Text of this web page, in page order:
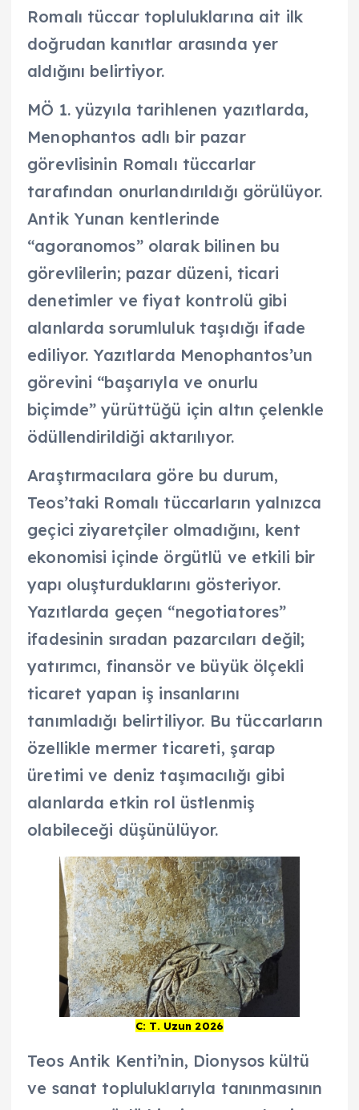
Romalı tüccar topluluklarına ait ilk
doğrudan kanıtlar arasında yer
aldığını belirtiyor.
MÖ 1. yüzyıla tarihlenen yazıtlarda,
Menophantos adlı bir pazar
görevlisinin Romalı tüccarlar
tarafından onurlandırıldığı görülüyor.
Antik Yunan kentlerinde
“agoranomos” olarak bilinen bu
görevlilerin; pazar düzeni, ticari
denetimler ve fiyat kontrolü gibi
alanlarda sorumluluk taşıdığı ifade
ediliyor. Yazıtlarda Menophantos’un
görevini “başarıyla ve onurlu
biçimde” yürüttüğü için altın çelenkle
ödüllendirildiği aktarılıyor.
Araştırmacılara göre bu durum,
Teos’taki Romalı tüccarların yalnızca
geçici ziyaretçiler olmadığını, kent
ekonomisi içinde örgütlü ve etkili bir
yapı oluşturduklarını gösteriyor.
Yazıtlarda geçen “negotiatores”
ifadesinin sıradan pazarcıları değil;
yatırımcı, finansör ve büyük ölçekli
ticaret yapan iş insanlarını
tanımladığı belirtiliyor. Bu tüccarların
özellikle mermer ticareti, şarap
üretimi ve deniz taşımacılığı gibi
alanlarda etkin rol üstlenmiş
olabileceği düşünülüyor.
C: T. Uzun 2026
Teos Antik Kenti’nin, Dionysos kültü
ve sanat topluluklarıyla tanınmasının